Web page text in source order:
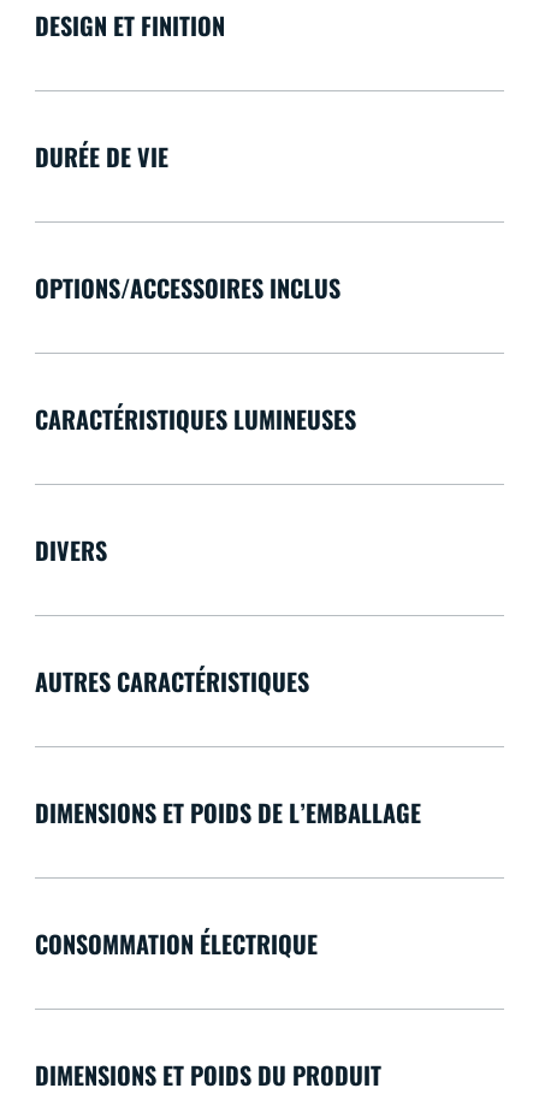
DESIGN ET FINITION
DURÉE DE VIE
OPTIONS/ACCESSOIRES INCLUS
CARACTÉRISTIQUES LUMINEUSES
DIVERS
AUTRES CARACTÉRISTIQUES
DIMENSIONS ET POIDS DE L’EMBALLAGE
CONSOMMATION ÉLECTRIQUE
DIMENSIONS ET POIDS DU PRODUIT